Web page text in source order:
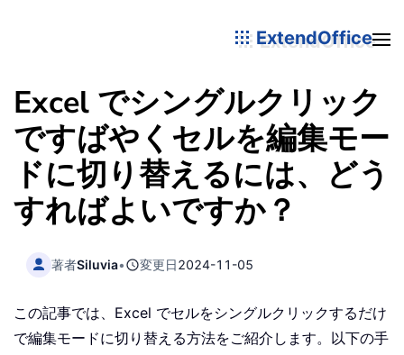
ExtendOffice
Excel でシングルクリック
ですばやくセルを編集モー
ドに切り替えるには、どう
すればよいですか？
著者Siluvia• 変更日2024-11-05
この記事では、Excel でセルをシングルクリックするだけ
で編集モードに切り替える方法をご紹介します。以下の手